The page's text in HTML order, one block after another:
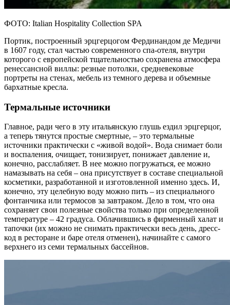
ФОТО: Italian Hospitality Collection SPA
Портик, построенный эрцгерцогом Фердинандом де Медичи
в 1607 году, стал частью современного спа-отеля, внутри
которого с европейской тщательностью сохранена атмосфера
ренессансной виллы: резные потолки, средневековые
портреты на стенах, мебель из темного дерева и объемные
бархатные кресла.
Термальные источники
Главное, ради чего в эту итальянскую глушь ездил эрцгерцог,
а теперь тянутся простые смертные, – это термальные
источники практически с «живой водой». Вода снимает боли
и воспаления, очищает, тонизирует, понижает давление и,
конечно, расслабляет. В нее можно погружаться, ее можно
намазывать на себя – она присутствует в составе специальной
косметики, разработанной и изготовленной именно здесь. И,
конечно, эту целебную воду можно пить – из специального
фонтанчика или термосов за завтраком. Дело в том, что она
сохраняет свои полезные свойства только при определенной
температуре – 42 градуса. Облачившись в фирменный халат и
тапочки (их можно не снимать практически весь день, дресс-
код в ресторане и баре отеля отменен), начинайте с самого
верхнего из семи термальных бассейнов.